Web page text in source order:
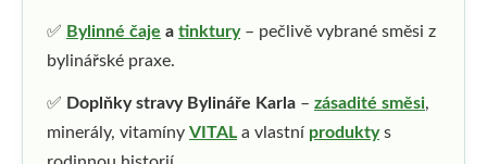
✅ Bylinné čaje a tinktury– pečlivě vybrané směsi z
bylinářské praxe.
✅ Doplňky stravy Bylináře Karla – zásadité směsi,
minerály, vitamíny VITAL a vlastní produktys